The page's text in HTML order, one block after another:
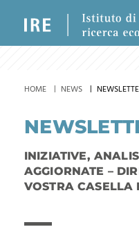
HOME NEWS
INIZIATIVE,
AGGIORNATE –
VOSTRA CASELLA